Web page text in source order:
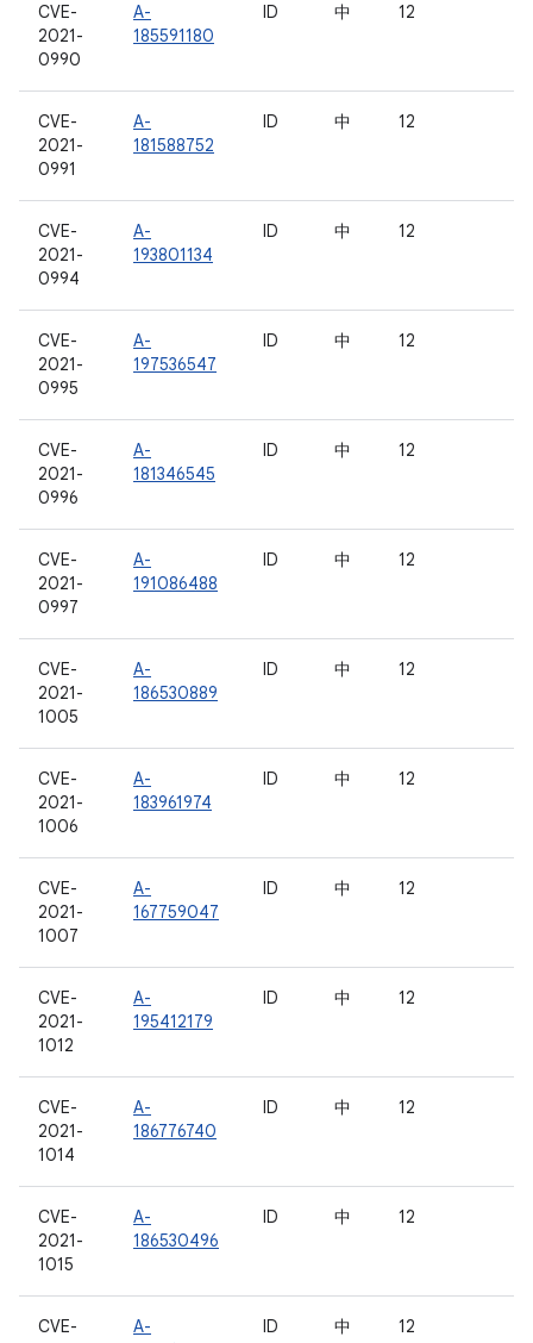
CVE-
2021-
0990
A-
185591180
ID 中 12
CVE-
2021-
0991
A-
181588752
ID 中 12
CVE-
2021-
0994
A-
193801134
ID 中 12
CVE-
2021-
0995
A-
197536547
ID 中 12
CVE-
2021-
0996
A-
181346545
ID 中 12
CVE-
2021-
0997
A-
191086488
ID 中 12
CVE-
2021-
1005
A-
186530889
ID 中 12
CVE-
2021-
1006
A-
183961974
ID 中 12
CVE-
2021-
1007
A-
167759047
ID 中 12
CVE-
2021-
1012
A-
195412179
ID 中 12
CVE-
2021-
1014
A-
186776740
ID 中 12
CVE-
2021-
1015
A-
186530496
ID 中 12
CVE-
A-
ID 中 12